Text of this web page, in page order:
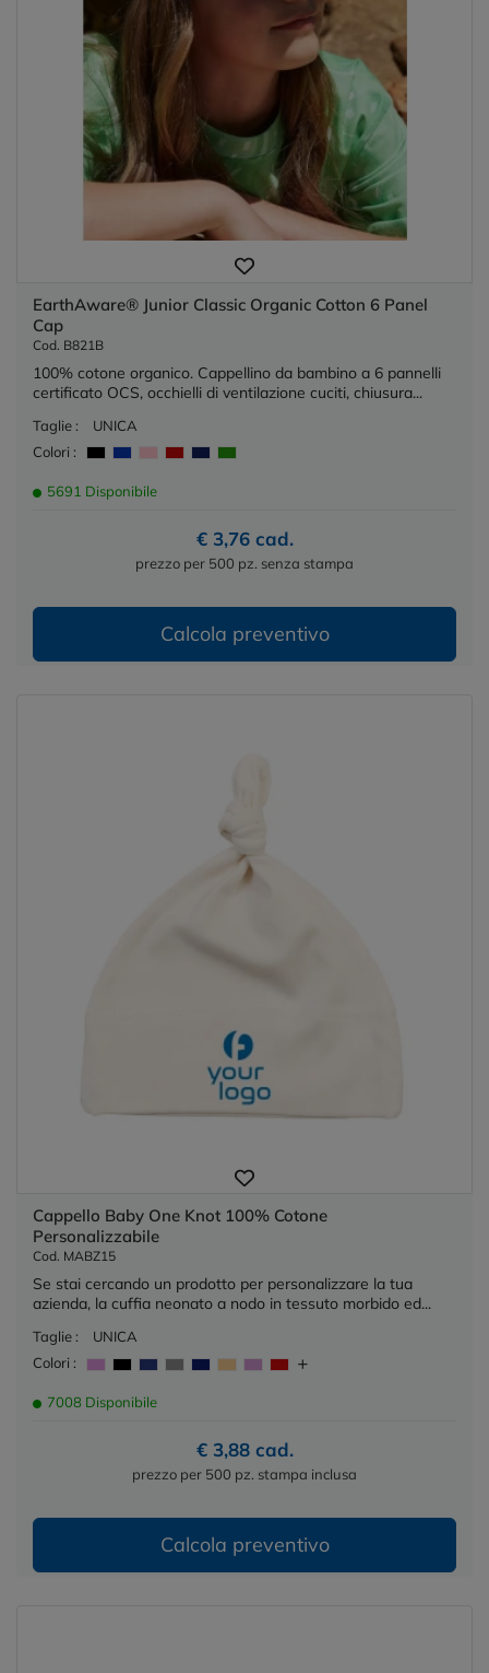
EarthAware® Junior Classic Organic Cotton 6 Panel
Cap
Cod. B821B
100% cotone organico. Cappellino da bambino a 6 pannelli
certificato OCS, occhielli di ventilazione cuciti, chiusura...
Taglie :
UNICA
Colori :
5691 Disponibile
€ 3,76 cad.
prezzo per 500 pz. senza stampa
Calcola preventivo
Cappello Baby One Knot 100% Cotone
Personalizzabile
Cod. MABZ15
Se stai cercando un prodotto per personalizzare la tua
azienda, la cuffia neonato a nodo in tessuto morbido ed...
Taglie :
UNICA
Colori :
7008 Disponibile
€ 3,88 cad.
prezzo per 500 pz. stampa inclusa
Calcola preventivo